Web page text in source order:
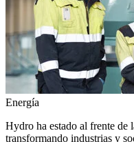
Energía
Hydro ha estado al frente de
transformando industrias y